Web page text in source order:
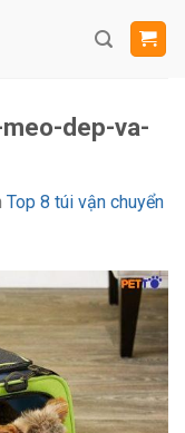
dep-va-
Top 8 túi vận chuyển